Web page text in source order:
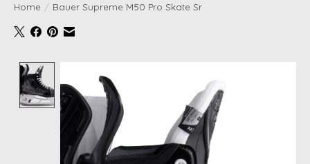
Home / Bauer Supreme M50 Pro Skate Sr